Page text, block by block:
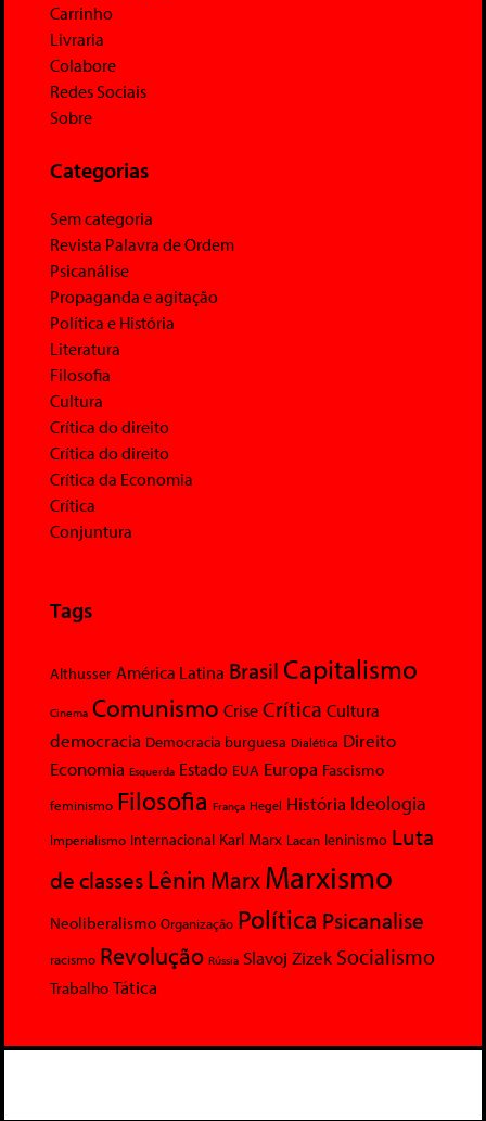
Carrinho
Livraria
Colabore
Redes Sociais
Sobre
Categorias
Sem categoria
Revista Palavra de Ordem
Psicanálise
Propaganda e agitação
Política e História
Literatura
Filosofia
Cultura
Crítica do direito
Crítica do direito
Crítica da Economia
Crítica
Conjuntura
Tags
Althusser América Latina Brasil Capitalismo
Cinema Comunismo Crise Crítica Cultura
democracia Democracia burguesa Dialética Direito
Economia Esquerda Estado EUA Europa Fascismo
feminismo Filosofia França Hegel História Ideologia
Imperialismo Internacional Karl Marx Lacan leninismo Luta
de classesLênin MarxMarxismo
Neoliberalismo Organização Política Psicanalise
racismo Revolução Rússia Slavoj Zizek Socialismo
Trabalho Tática